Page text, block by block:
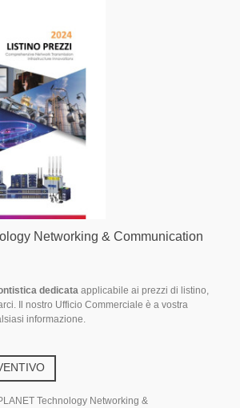
Networking & Communication
dedicata applicabile ai prezzi di listino,
Il nostro Ufficio Commerciale è a vostra
informazione.
Technology Networking &